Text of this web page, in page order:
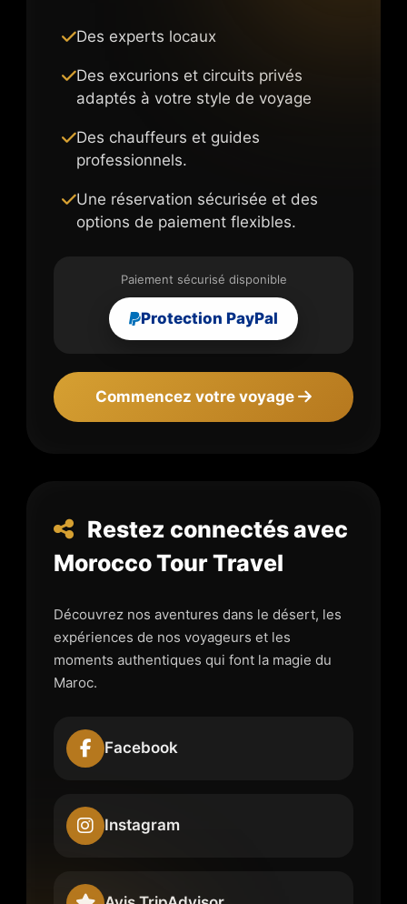
Des experts locaux
Des excurions et circuits privés
adaptés à votre style de voyage
Des chauffeurs et guides
professionnels.
Une réservation sécurisée et des
options de paiement flexibles.
Paiement sécurisé disponible
Protection PayPal
Commencez votre voyage
Restez connectés avec
Morocco Tour Travel
Découvrez nos aventures dans le désert, les
expériences de nos voyageurs et les
moments authentiques qui font la magie du
Maroc.
Facebook
Instagram